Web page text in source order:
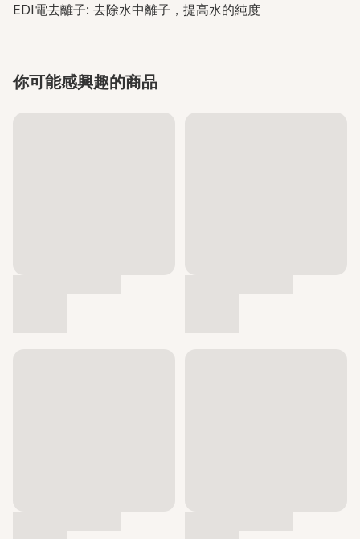
EDI電去離子: 去除水中離子，提高水的純度
你可能感興趣的商品